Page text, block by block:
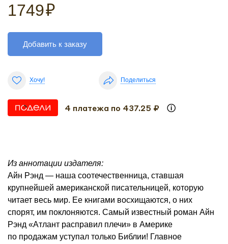
1749₽
Добавить к заказу
Хочу! Поделиться
4 платежа по 437.25 ₽
Из аннотации издателя:
Айн Рэнд — наша соотечественница, ставшая
крупнейшей американской писательницей, которую
читает весь мир. Ее книгами восхищаются, о них
спорят, им поклоняются. Самый известный роман Айн
Рэнд «Атлант расправил плечи» в Америке
по продажам уступал только Библии! Главное